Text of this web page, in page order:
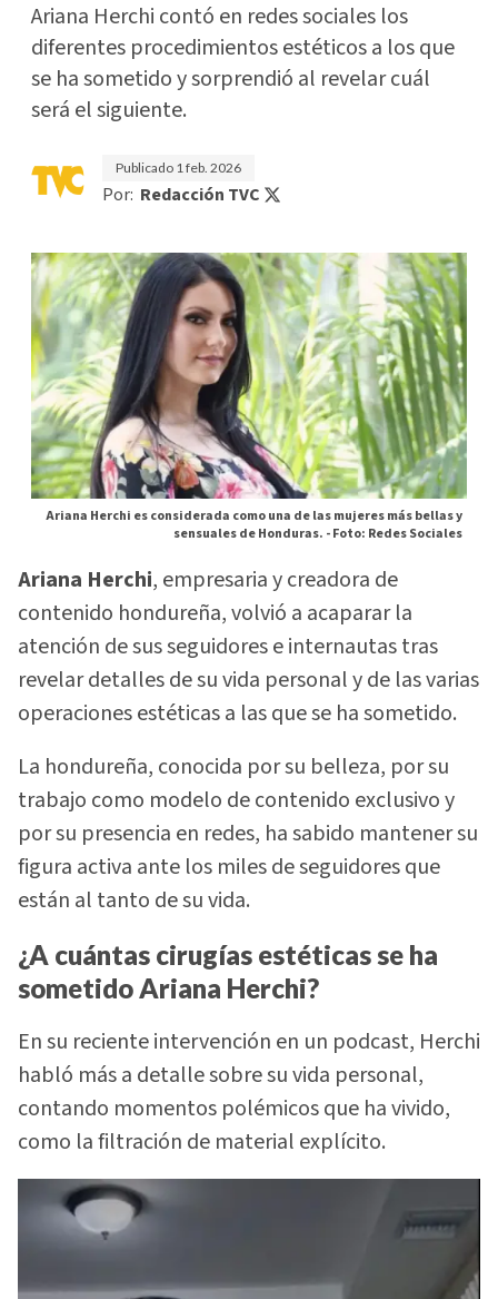
Ariana Herchi contó en redes sociales los
diferentes procedimientos estéticos a los que
se ha sometido y sorprendió al revelar cuál
será el siguiente.
Publicado 1 feb. 2026
Por: Redacción TVC
Ariana Herchi es considerada como una de las mujeres más bellas y
sensuales de Honduras. -Foto: Redes Sociales
Ariana Herchi, empresaria y creadora de
contenido hondureña, volvió a acaparar la
atención de sus seguidores e internautas tras
revelar detalles de su vida personal y de las varias
operaciones estéticas a las que se ha sometido.
La hondureña, conocida por su belleza, por su
trabajo como modelo de contenido exclusivo y
por su presencia en redes, ha sabido mantener su
figura activa ante los miles de seguidores que
están al tanto de su vida.
¿A cuántas cirugías estéticas se ha
sometido Ariana Herchi?
En su reciente intervención en un podcast, Herchi
habló más a detalle sobre su vida personal,
contando momentos polémicos que ha vivido,
como la filtración de material explícito.